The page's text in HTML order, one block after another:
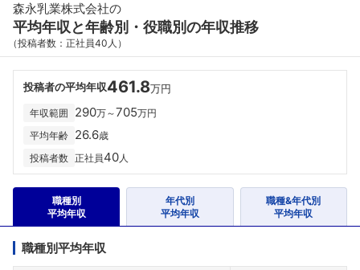
森永乳業株式会社の
平均年収と年齢別・役職別の年収推移
（投稿者数：正社員40人）
投稿者の平均年収461.8万円
年収範囲 290万～705万円
平均年齢 26.6歳
投稿者数 正社員40人
職種別
平均年収
年代別
平均年収
職種&年代別
平均年収
職種別平均年収